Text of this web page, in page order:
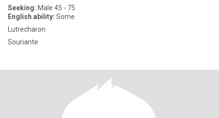
Seeking: Male 45 - 75
English ability: Some
Lutrecharon
Souriante